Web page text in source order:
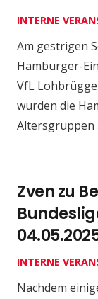
INTERNE
Am gestrigen
Hamburger-
VfL
wurden die
Altersgruppen
Zven zu
INTERNE
Nachdem